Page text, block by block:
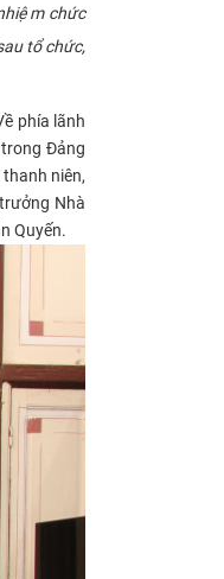
chức
tổ chức,
phía lãnh
trongĐảng
niên,
Nhà
Quyến.​